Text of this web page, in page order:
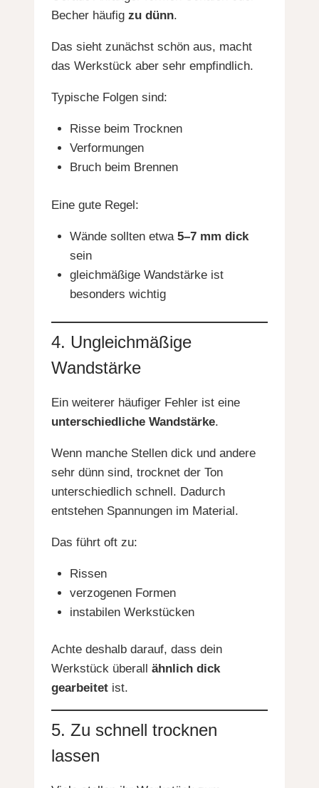
Becher häufig zu dünn.
Das sieht zunächst schön aus, macht
das Werkstück aber sehr empfindlich.
Typische Folgen sind:
Risse beim Trocknen
Verformungen
Bruch beim Brennen
Eine gute Regel:
Wände sollten etwa 5–7 mm dick
sein
gleichmäßige Wandstärke ist
besonders wichtig
4. Ungleichmäßige
Wandstärke
Ein weiterer häufiger Fehler ist eine
unterschiedliche Wandstärke.
Wenn manche Stellen dick und andere
sehr dünn sind, trocknet der Ton
unterschiedlich schnell. Dadurch
entstehen Spannungen im Material.
Das führt oft zu:
Rissen
verzogenen Formen
instabilen Werkstücken
Achte deshalb darauf, dass dein
Werkstück überall ähnlich dick
gearbeitet ist.
5. Zu schnell trocknen
lassen